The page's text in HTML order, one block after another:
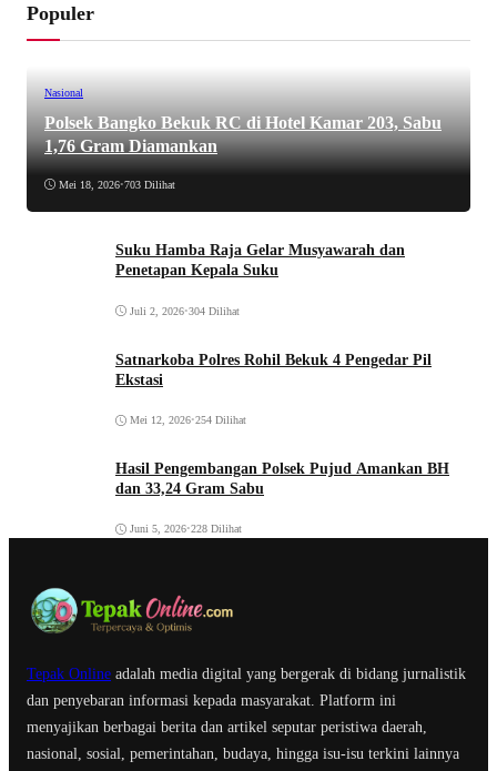
Populer
Nasional
Polsek Bangko Bekuk RC di Hotel Kamar 203, Sabu
1,76 Gram Diamankan
Mei 18, 2026•703 Dilihat
Suku Hamba Raja Gelar Musyawarah dan
Penetapan Kepala Suku
Juli 2, 2026•304 Dilihat
Satnarkoba Polres Rohil Bekuk 4 Pengedar Pil
Ekstasi
Mei 12, 2026•254 Dilihat
Hasil Pengembangan Polsek Pujud Amankan BH
dan 33,24 Gram Sabu
Juni 5, 2026•228 Dilihat
Tepak Online adalah media digital yang bergerak di bidang jurnalistik
dan penyebaran informasi kepada masyarakat. Platform ini
menyajikan berbagai berita dan artikel seputar peristiwa daerah,
nasional, sosial, pemerintahan, budaya, hingga isu-isu terkini lainnya